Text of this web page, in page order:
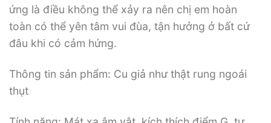
ứng là điều không thể xảy ra nên chị em hoàn
toàn có thể yên tâm vui đùa, tận hưởng ở bất cứ
đâu khi có cảm hứng.
Thông tin sản phẩm: Cu giả như thật rung ngoái
thụt